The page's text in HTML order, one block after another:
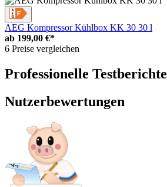
AEG Kompressor Kühlbox KK 30 30 l
ab 199,00 €*
6 Preise vergleichen
Professionelle Testberichte
Nutzerbewertungen